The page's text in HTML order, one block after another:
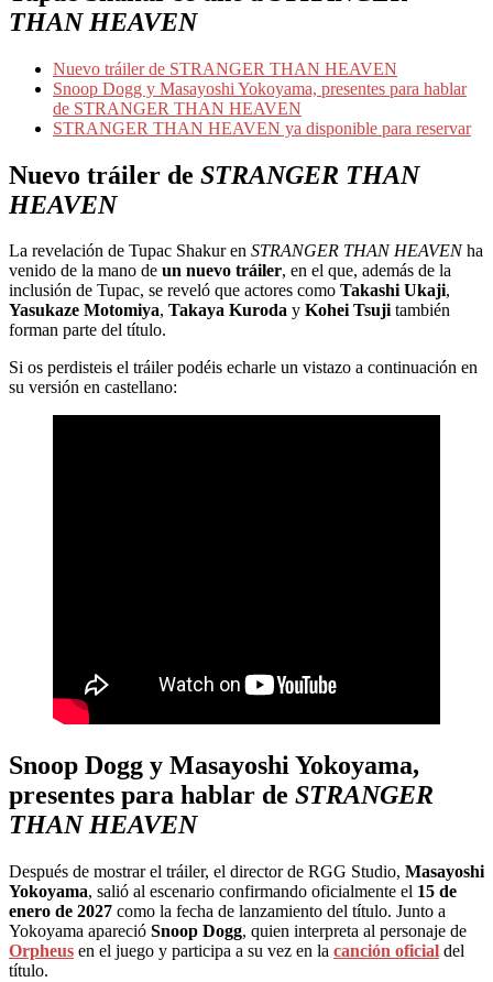
THAN HEAVEN
Nuevo tráiler de STRANGER THAN HEAVEN
Snoop Dogg y Masayoshi Yokoyama, presentes para hablar
de STRANGER THAN HEAVEN
STRANGER THAN HEAVEN ya disponible para reservar
Nuevo tráiler de STRANGER THAN
HEAVEN
La revelación de Tupac Shakur en STRANGER THAN HEAVENha
venido de la mano de un nuevo tráiler, en el que, además de la
inclusión de Tupac, se reveló que actores como Takashi Ukaji,
Yasukaze Motomiya, Takaya Kuroda y Kohei Tsujitambién
forman parte del título.
Si os perdisteis el tráiler podéis echarle un vistazo a continuación en
su versión en castellano:
Snoop Dogg y Masayoshi Yokoyama,
presentes para hablar de STRANGER
THAN HEAVEN
Después de mostrar el tráiler, el director de RGG Studio, Masayoshi
Yokoyama, salió al escenario confirmando oficialmente el 15 de
enero de 2027 como la fecha de lanzamiento del título. Junto a
Yokoyama apareció Snoop Dogg, quien interpreta al personaje de
Orpheus en el juego y participa a su vez en la canción oficial del
título.